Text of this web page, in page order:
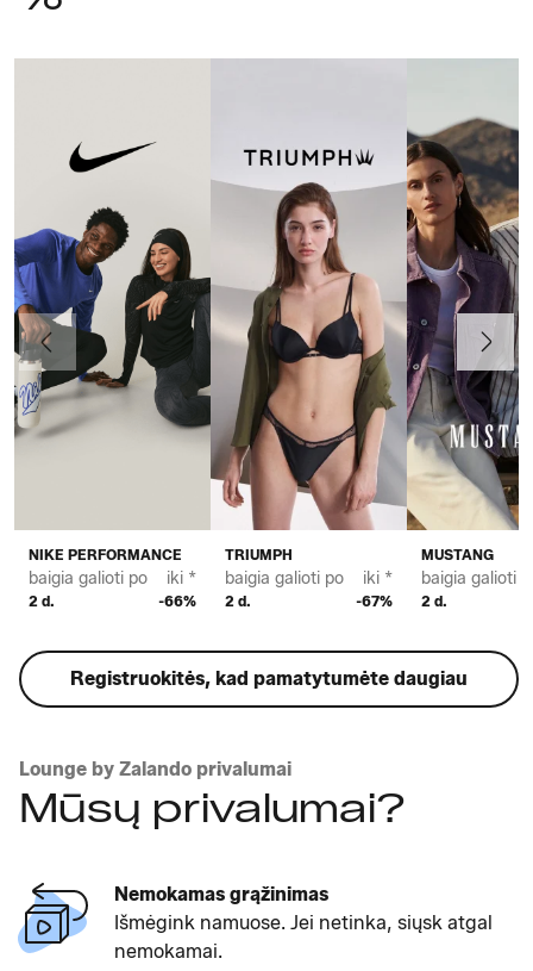
NIKE PERFORMANCE
baigia galioti po
2 d.
iki *
-66%
TRIUMPH
baigia galioti po
2 d.
iki *
-67%
MUSTANG
baigia galioti
2 d.
Ankstesnis Toliau
Registruokitės, kad pamatytumėte daugiau
Lounge by Zalando privalumai
Mūsų privalumai?
Nemokamas grąžinimas
Išmėgink namuose. Jei netinka, siųsk atgal
nemokamai.